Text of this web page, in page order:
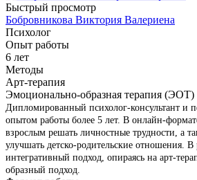
Быстрый просмотр
Бобровникова Виктория Валериена
Психолог
Опыт работы
6 лет
Методы
Арт-терапия
Эмоционально-образная терапия (ЭОТ)
Дипломированный психолог-консультант и
опытом работы более 5 лет. В онлайн-
взрослым решать личностные трудности, а
улучшать детско-родительские отношения. В
интегративный подход, опираясь на арт-
образный подход.